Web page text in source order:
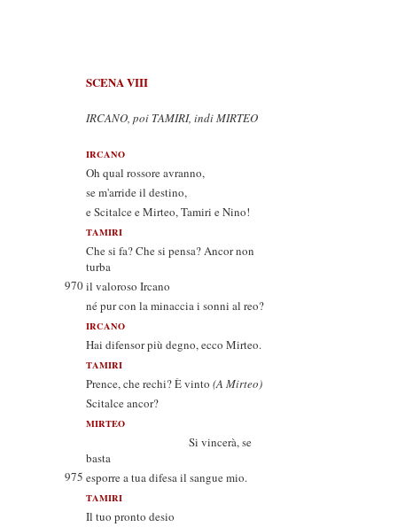
SCENA VIII
IRCANO, poi TAMIRI, indi MIRTEO
IRCANO
Oh qual rossore avranno,
se m'arride il destino,
e Scitalce e Mirteo, Tamiri e Nino!
TAMIRI
Che si fa? Che si pensa? Ancor non
turba
970il valoroso Ircano
né pur con la minaccia i sonni al reo?
IRCANO
Hai difensor più degno, ecco Mirteo.
TAMIRI
Prence, che rechi? È vinto (A Mirteo)
Scitalce ancor?
MIRTEO
Si vincerà, se
basta
975 esporre a tua difesa il sangue mio.
TAMIRI
Il tuo pronto desio